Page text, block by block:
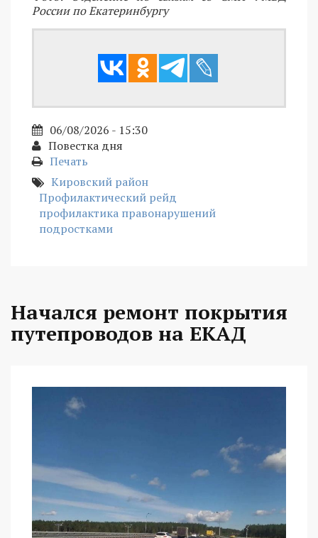
России по Екатеринбургу
06/08/2026 - 15:30
Повестка дня
Печать
Кировский район
Профилактический рейд
профилактика правонарушений
подростками
Начался ремонт покрытия
путепроводов на ЕКАД